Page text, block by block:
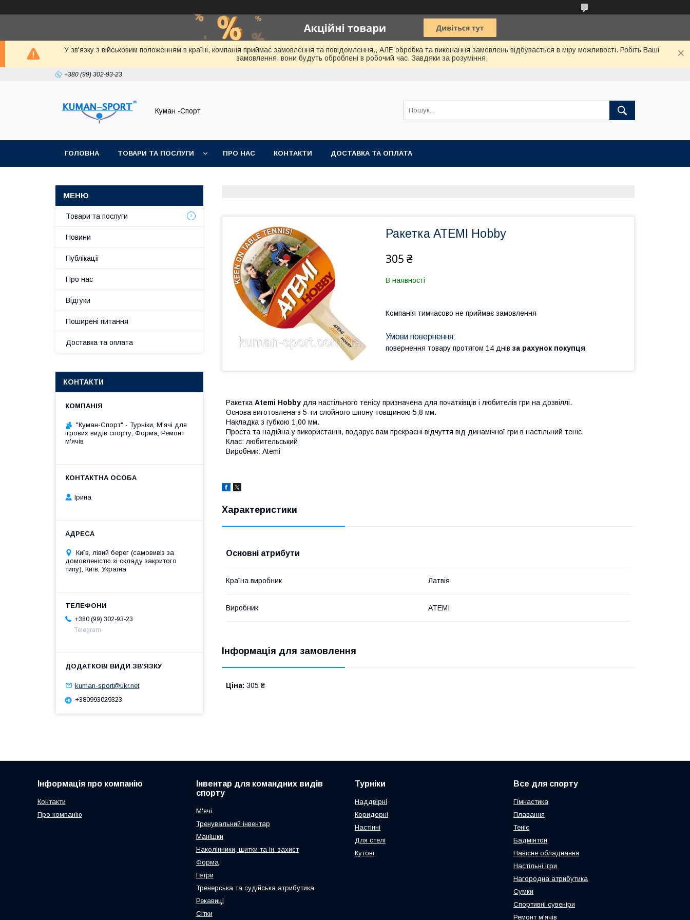
У зв'язку з військовим положенням в країні, компанія приймає замовлення та повідомлення., АЛЕ обробка та виконання замовлень відбувається в міру можливості. Робіть Ваші
замовлення, вони будуть оброблені в робочий час. Завдяки за розуміння.
+380 (99) 302-93-23
Куман -Спорт
ГОЛОВНА ТОВАРИ ТА ПОСЛУГИ ПРО НАС КОНТАКТИ ДОСТАВКА ТА ОПЛАТА
Ракетка ATEMI Hobby
305 ₴
В наявності
Компанія тимчасово не приймає замовлення
повернення товару протягом 14 днів за рахунок покупця
Ракетка Atemi Hobby для настільного тенісу призначена для початківців і любителів гри на дозвіллі.
Основа виготовлена з 5-ти слойного шпону товщиною 5,8 мм.
Накладка з губкою 1,00 мм.
Проста та надійна у використанні, подарує вам прекрасні відчуття від динамічної гри в настільний теніс.
Клас: любительський
Виробник: Atemi
Характеристики
Основні атрибути
Країна виробник Латвія
Виробник ATEMI
Інформація для замовлення
Ціна: 305 ₴
Товари та послуги
Новини
Публікації
Про нас
Відгуки
Поширені питання
Доставка та оплата
КОНТАКТИ
"Куман-Спорт" - Турніки, М'ячі для
ігрових видів спорту, Форма, Ремонт
м'ячів
Ірина
Київ, лівий берег (самовивіз за
домовленістю зі складу закритого
типу), Київ, Україна
+380 (99) 302-93-23
Telegram
kuman-sport@ukr.net
+380993029323
Інформація про компанію
Контакти
Про компанію
Інвентар для командних видів
спорту
М'ячі
Тренувальний інвентар
Манішки
Наколінники, щитки та ін. захист
Форма
Гетри
Тренерська та судійська атрибутика
Рекавиці
Сітки
Турніки
Наддвірні
Коридорні
Настінні
Для стелі
Кутові
Все для спорту
Гімнастика
Плавання
Теніс
Бадмінтон
Навісне обладнання
Настільні ігри
Нагородна атрибутика
Сумки
Спортивні сувеніри
Ремонт м'ячів